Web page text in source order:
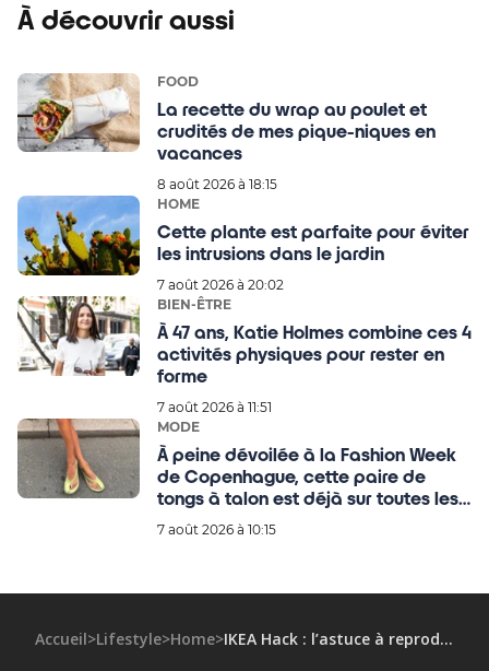
À découvrir aussi
FOOD
La recette du wrap au poulet et
crudités de mes pique-niques en
vacances
8 août 2026 à 18:15
HOME
Cette plante est parfaite pour éviter
les intrusions dans le jardin
7 août 2026 à 20:02
BIEN-ÊTRE
À 47 ans, Katie Holmes combine ces 4
activités physiques pour rester en
forme
7 août 2026 à 11:51
MODE
À peine dévoilée à la Fashion Week
de Copenhague, cette paire de
tongs à talon est déjà sur toutes les
wishlists des filles stylées
7 août 2026 à 10:15
Accueil>Lifestyle>Home> IKEA Hack : l’astuce à reproduire pour agrandir une petite terrasse